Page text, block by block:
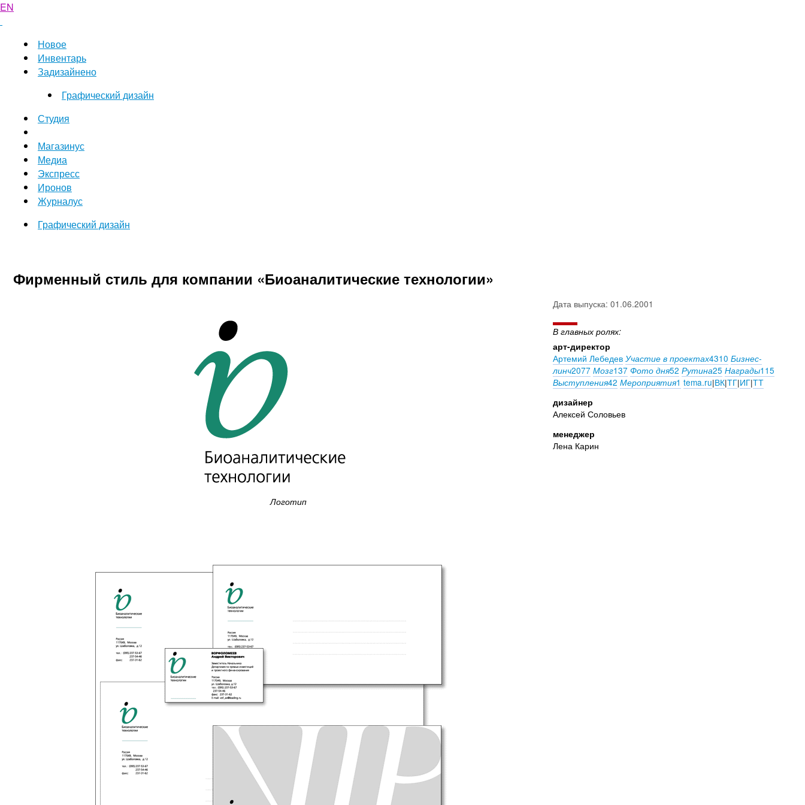
EN
Новое
Инвентарь
Задизайнено
Графический дизайн
Студия
Магазинус
Медиа
Экспресс
Иронов
Журналус
Графический дизайн
Фирменный стиль для компании «Биоаналитические технологии»
Логотип
Дата выпуска: 01.06.2001
В главных ролях:
арт-директор
Артемий Лебедев Участие в проектах4310 Бизнес-
линч2077 Мозг137 Фото дня52 Рутина25 Награды115
Выступления42 Мероприятия1 tema.ru|ВК|ТГ|ИГ|ТТ
дизайнер
Алексей Соловьев
менеджер
Лена Карин